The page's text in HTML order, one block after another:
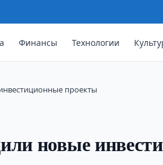
Финансы Технологии
проекты
новые